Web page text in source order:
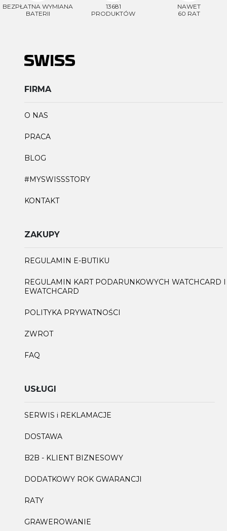
BEZPŁATNA WYMIANA
BATERII
13681
PRODUKTÓW
NAWET
60 RAT
FIRMA
O NAS
PRACA
BLOG
#MYSWISSSTORY
KONTAKT
ZAKUPY
REGULAMIN E-BUTIKU
REGULAMIN KART PODARUNKOWYCH WATCHCARD I
EWATCHCARD
POLITYKA PRYWATNOŚCI
ZWROT
FAQ
USŁUGI
SERWIS i REKLAMACJE
DOSTAWA
B2B - KLIENT BIZNESOWY
DODATKOWY ROK GWARANCJI
RATY
GRAWEROWANIE